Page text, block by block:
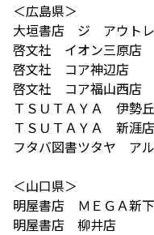
＜広島県＞
大垣書店 ジ アウトレ
啓文社 イオン三原店
啓文社 コア神辺店
啓文社 コア福山西店
ＴＳＵＴＡＹＡ 伊勢
ＴＳＵＴＡＹＡ 新涯店
フタバ図書ツタヤ ア
＜山口県＞
明屋書店 ＭＥＧＡ新
明屋書店 柳井店